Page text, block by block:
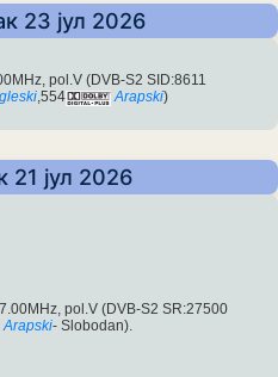
23 јул 2026
pol.V (DVB-S2 SID:8611
,554 Arapski)
21 јул 2026
pol.V (DVB-S2 SR:27500
Arapski- Slobodan).